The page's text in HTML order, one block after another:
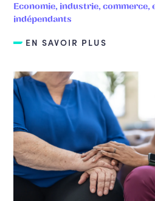
Economie, industrie,
indépendants
EN SAVOIR PLUS